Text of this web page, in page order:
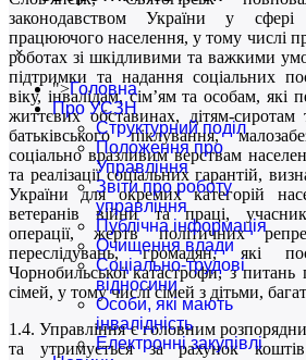
×
">Головна
Про УСЗН
Структурний поділ
Положення про
Управління
Звіти про роботу
управління
Публічна інформація
Очищення влади
Соціально-трудові
відносини
Особи, які мають
інвалідність
Електронні закупівлі
законодавством України у сфері
працюючого населення, у тому числі
роботах зі шкідливими та важкими
підтримки та надання соціальних
віку, інвалідам, сім’ям та особам, які
життєвих обставинах, дітям-сиротам
батьківського піклування,
соціально вразливим верствам
та реалізації соціальних гарантій,
України для окремих категорій
ветеранів війни та праці,
операції, жертв політичних
переслідувань, громадян, які
Чорнобильської катастрофи, з
сімей, у тому числі сімей з дітьми,
1.4. Управління є головним
та утримується за рахунок